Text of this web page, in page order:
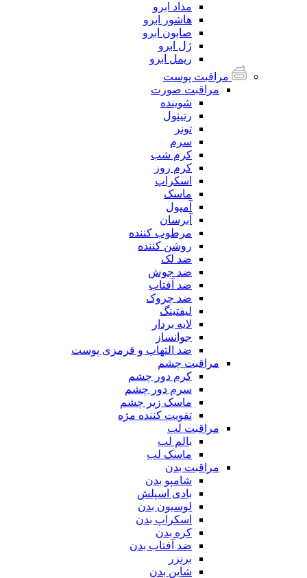
مداد ابرو
هاشور ابرو
صابون ابرو
ژل ابرو
ریمل ابرو
مراقبت پوست
مراقبت صورت
شوینده
رتینول
تونر
سرم
کرم شب
کرم روز
اسکراپ
ماسک
آمپول
آبرسان
مرطوب کننده
روشن کننده
ضد لک
ضد جوش
ضد آفتاب
ضد چروک
لیفتینگ
لایه بردار
جوانساز
ضد التهاب و قرمزی پوست
مراقبت چشم
کرم دور چشم
سرم دور چشم
ماسک زیر چشم
تقویت کننده مژه
مراقبت لب
بالم لب
ماسک لب
مراقبت بدن
شامپو بدن
بادی اسپلش
لوسیون بدن
اسکراپ بدن
کره بدن
ضد آفتاب بدن
برنزر
شاین بدن